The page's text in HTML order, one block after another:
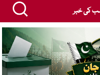
کی خبر